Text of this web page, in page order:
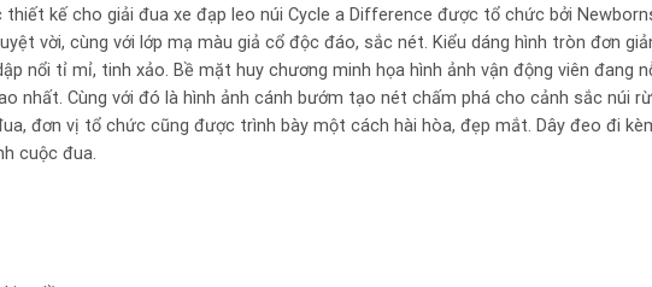
thiết kế cho giải đua xe đạp leo núi Cycle a Difference được tổ chức bởi
vời, cùng với lớp mạ màu giả cổ độc đáo, sắc nét. Kiểu dáng hình tròn đơn
nổi tỉ mỉ, tinh xảo. Bề mặt huy chương minh họa hình ảnh vận động viên đang
nhất. Cùng với đó là hình ảnh cánh bướm tạo nét chấm phá cho cảnh sắc núi
đơn vị tổ chức cũng được trình bày một cách hài hòa, đẹp mắt. Dây đeo đi
cuộc đua.